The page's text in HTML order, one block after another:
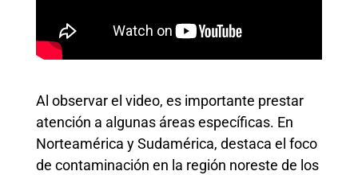
Al observar el video, es importante prestar
atención a algunas áreas específicas. En
Norteamérica y Sudamérica, destaca el foco
de contaminación en la región noreste de los